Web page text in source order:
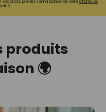
vos droits, prenez connaissance de notreCharte de
produits
🌍